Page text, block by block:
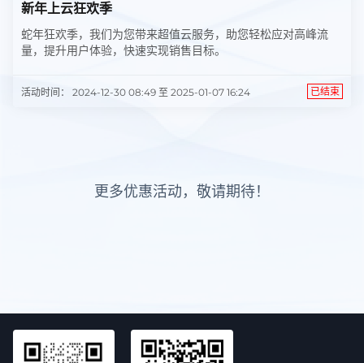
新年上云狂欢季
蛇年狂欢季，我们为您带来超值云服务，助您轻松应对高峰流
量，提升用户体验，快速实现销售目标。
活动时间： 2024-12-30 08:49 至 2025-01-07 16:24 已结束
更多优惠活动，敬请期待！